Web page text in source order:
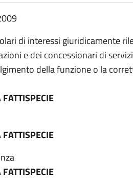
di interessi giuridicamente
e dei concessionari di
della funzione o la